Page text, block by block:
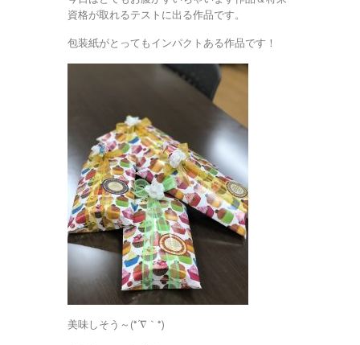
資格が取れるテストに出る作品です。
包装紙がとってもインパクトある作品です！
美味しそう～(*´∇｀*)